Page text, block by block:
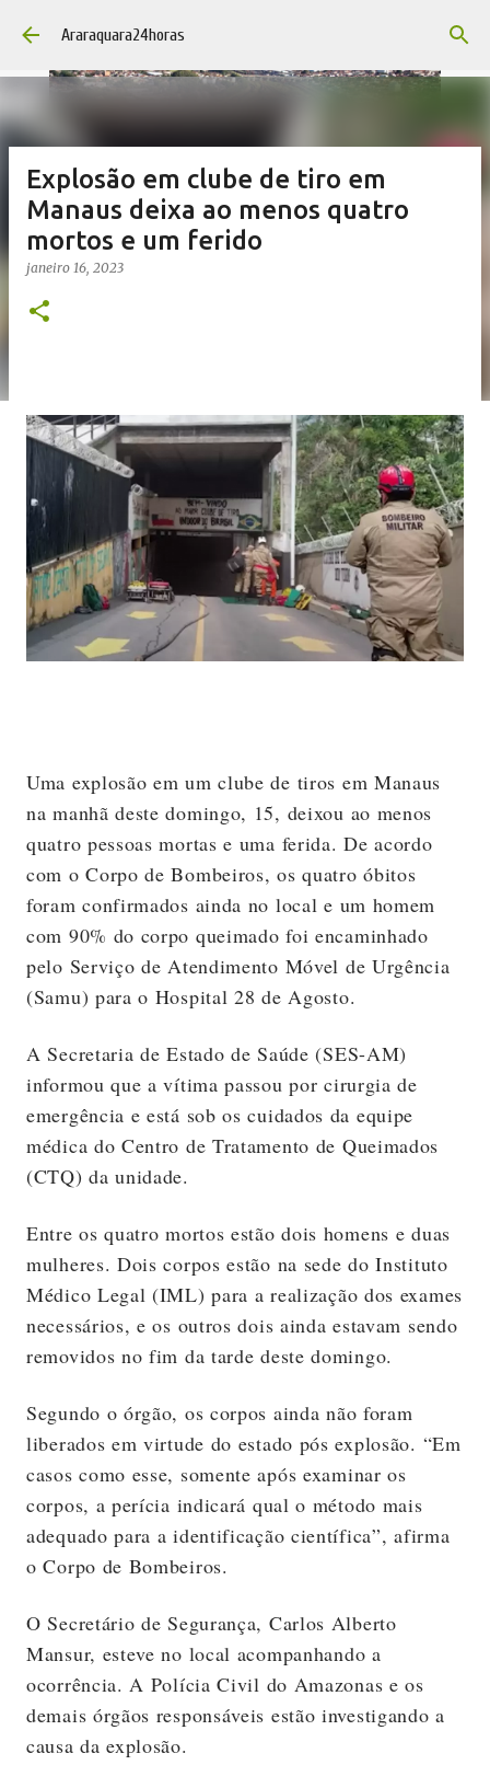
Pular para o conteúdo principal
Araraquara24horas
Explosão em clube de tiro em
Manaus deixa ao menos quatro
mortos e um ferido
janeiro 16, 2023
Uma explosão em um clube de tiros em Manaus
na manhã deste domingo, 15, deixou ao menos
quatro pessoas mortas e uma ferida. De acordo
com o Corpo de Bombeiros, os quatro óbitos
foram confirmados ainda no local e um homem
com 90% do corpo queimado foi encaminhado
pelo Serviço de Atendimento Móvel de Urgência
(Samu) para o Hospital 28 de Agosto.
A Secretaria de Estado de Saúde (SES-AM)
informou que a vítima passou por cirurgia de
emergência e está sob os cuidados da equipe
médica do Centro de Tratamento de Queimados
(CTQ) da unidade.
Entre os quatro mortos estão dois homens e duas
mulheres. Dois corpos estão na sede do Instituto
Médico Legal (IML) para a realização dos exames
necessários, e os outros dois ainda estavam sendo
removidos no fim da tarde deste domingo.
Segundo o órgão, os corpos ainda não foram
liberados em virtude do estado pós explosão. “Em
casos como esse, somente após examinar os
corpos, a perícia indicará qual o método mais
adequado para a identificação científica”, afirma
o Corpo de Bombeiros.
O Secretário de Segurança, Carlos Alberto
Mansur, esteve no local acompanhando a
ocorrência. A Polícia Civil do Amazonas e os
demais órgãos responsáveis estão investigando a
causa da explosão.